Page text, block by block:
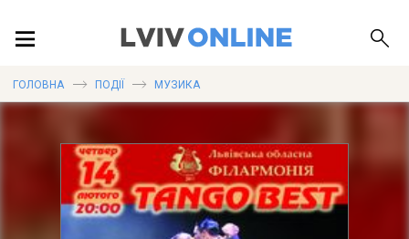
ПУБЛІКАЦІЇ
ГОЛОВНА ПОДІЇ МУЗИКА